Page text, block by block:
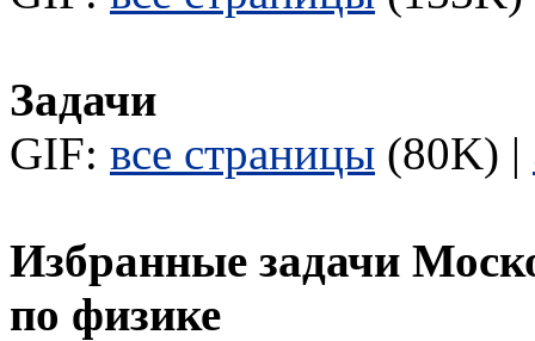
Задачи
GIF: все страницы (80K) |
Избранные задачи
по физике